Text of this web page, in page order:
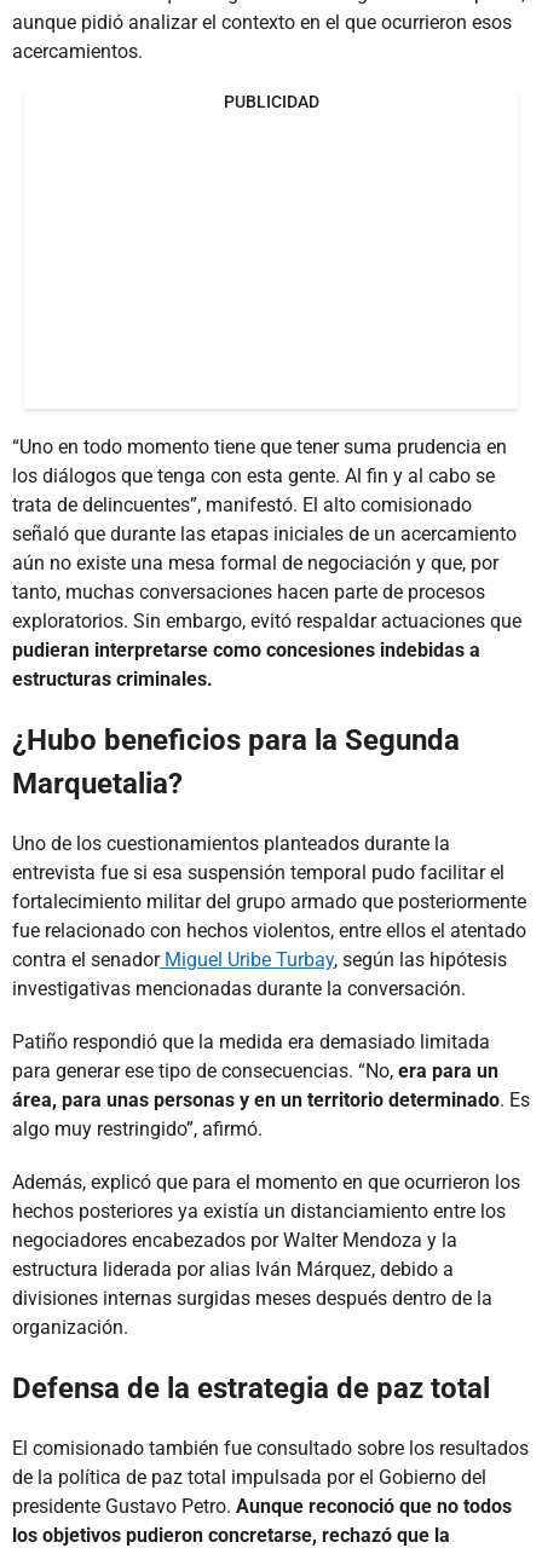
aunque pidió analizar el contexto en el que ocurrieron esos
acercamientos.
PUBLICIDAD
“Uno en todo momento tiene que tener suma prudencia en
los diálogos que tenga con esta gente. Al fin y al cabo se
trata de delincuentes”, manifestó. El alto comisionado
señaló que durante las etapas iniciales de un acercamiento
aún no existe una mesa formal de negociación y que, por
tanto, muchas conversaciones hacen parte de procesos
exploratorios. Sin embargo, evitó respaldar actuaciones que
pudieran interpretarse como concesiones indebidas a
estructuras criminales.
¿Hubo beneficios para la Segunda
Marquetalia?
Uno de los cuestionamientos planteados durante la
entrevista fue si esa suspensión temporal pudo facilitar el
fortalecimiento militar del grupo armado que posteriormente
fue relacionado con hechos violentos, entre ellos el atentado
contra el senadorMiguel Uribe Turbay, según las hipótesis
investigativas mencionadas durante la conversación.
Patiño respondió que la medida era demasiado limitada
para generar ese tipo de consecuencias. “No, era para un
área, para unas personas y en un territorio determinado. Es
algo muy restringido”, afirmó.
Además, explicó que para el momento en que ocurrieron los
hechos posteriores ya existía un distanciamiento entre los
negociadores encabezados por Walter Mendoza y la
estructura liderada por alias Iván Márquez, debido a
divisiones internas surgidas meses después dentro de la
organización.
Defensa de la estrategia de paz total
El comisionado también fue consultado sobre los resultados
de la política de paz total impulsada por el Gobierno del
presidente Gustavo Petro. Aunque reconoció que no todos
los objetivos pudieron concretarse, rechazó que la